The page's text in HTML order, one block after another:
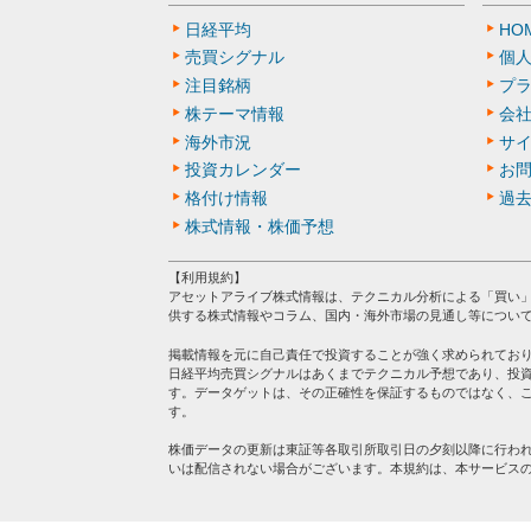
日経平均
売買シグナル
注目銘柄
株テーマ情報
海外市況
投資カレンダー
格付け情報
株式情報・株価予想
個
プ
会
サ
お
過
【利用規約】
アセットアライブ株式情報は、テクニカル分析による「買
供する株式情報やコラム、国内・海外市場の見通し等につい
掲載情報を元に自己責任で投資することが強く求められてお
日経平均売買シグナルはあくまでテクニカル予想であり、投
す。データゲットは、その正確性を保証するものではなく、
す。
株価データの更新は東証等各取引所取引日の夕刻以降に行わ
いは配信されない場合がございます。本規約は、本サービス